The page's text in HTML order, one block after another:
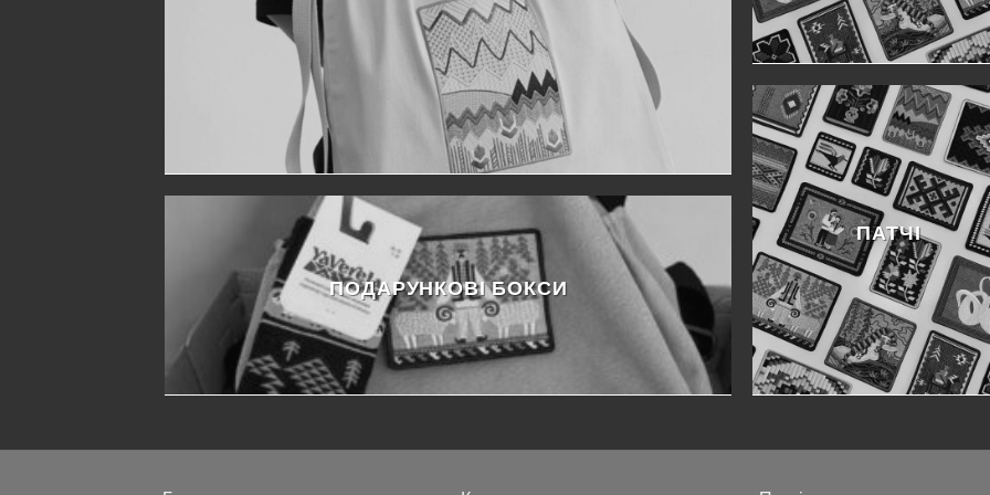
ПАТЧІ
ПОДАРУНКОВІ БОКСИ